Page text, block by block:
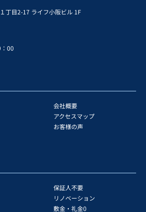
丁目2-17 ライフ小阪ビル 1F
00
会社概要
アクセスマップ
お客様の声
保証人不要
リノベーション
敷金・礼金0